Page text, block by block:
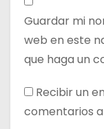
Guardar mi
web en este
que haga un
Recibir un
comentarios